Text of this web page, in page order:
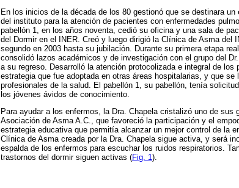
En los inicios de la década de los 80 gestionó que se destinara
del instituto para la atención de pacientes con enfermedades
pabellón 1, en los años noventa, cedió su oficina y una sala de
del Dormir en el INER. Creó y luego dirigió la Clínica de Asma del
segundo en 2003 hasta su jubilación. Durante su primera etapa
consolidó lazos académicos y de investigación con el grupo del
a su regreso. Desarrolló la atención protocolizada e integral de
estrategia que fue adoptada en otras áreas hospitalarias, y que
profesionales de la salud. El pabellón 1, su pabellón, tenía
los jóvenes ávidos de conocimiento.
Para ayudar a los enfermos, la Dra. Chapela cristalizó uno de
Asociación de Asma A.C., que favoreció la participación y el
estrategia educativa que permitía alcanzar un mejor control de la
Clínica de Asma creada por la Dra. Chapela sigue activa, y será
espalda de los enfermos para escuchar los ruidos respiratorios.
trastornos del dormir siguen activas (Fig. 1).